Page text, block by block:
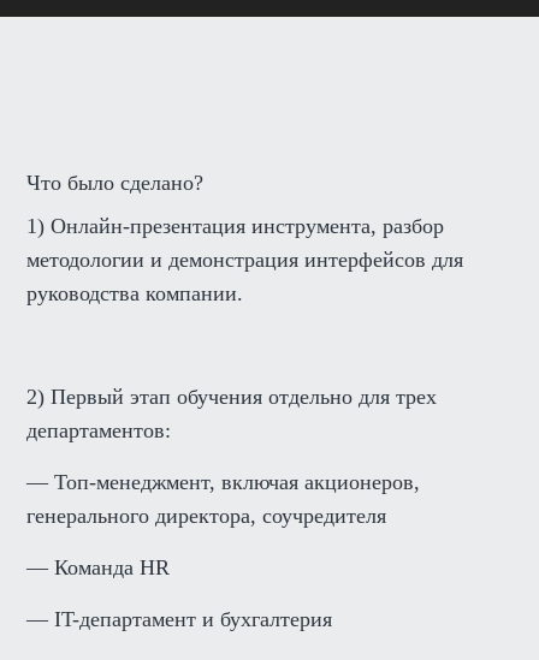
Что было сделано?
1) Онлайн-презентация инструмента, разбор
методологии и демонстрация интерфейсов для
руководства компании.
2) Первый этап обучения отдельно для трех
департаментов:
— Топ-менеджмент, включая акционеров,
генерального директора, соучредителя
— Команда HR
— IT-департамент и бухгалтерия